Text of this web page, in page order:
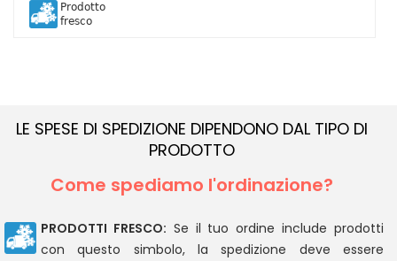
Prodotto
fresco
LE SPESE DI SPEDIZIONE DIPENDONO DAL TIPO DI
PRODOTTO
Come spediamo l'ordinazione?
PRODOTTI FRESCO: Se il tuo ordine include prodotti
con questo simbolo, la spedizione deve essere